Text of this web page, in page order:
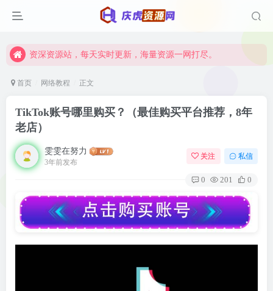
资深资源站，每天实时更新，海量资源一网打尽。
【启明网】找项目 + 低成本创业 + 减少信息差 + 见识各种项目 + 提升网创认知。
资深资源站，每天实时更新，海量资源一网打尽。
首页 网络教程 正文
TikTok账号哪里购买？（最佳购买平台推荐，8年
老店）
雯雯在努力
3年前发布
关注 私信
0 201 0